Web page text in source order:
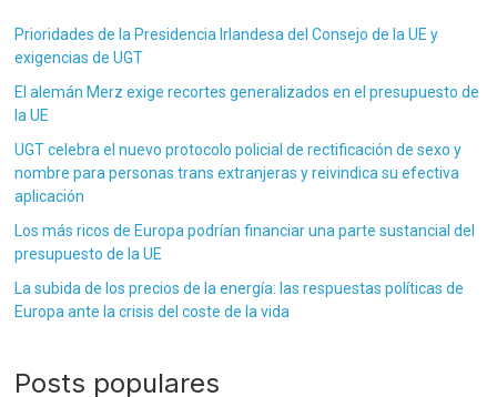
Prioridades de la Presidencia Irlandesa del Consejo de la UE y
exigencias de UGT
El alemán Merz exige recortes generalizados en el presupuesto de
la UE
UGT celebra el nuevo protocolo policial de rectificación de sexo y
nombre para personas trans extranjeras y reivindica su efectiva
aplicación
Los más ricos de Europa podrían financiar una parte sustancial del
presupuesto de la UE
La subida de los precios de la energía: las respuestas políticas de
Europa ante la crisis del coste de la vida
Posts populares